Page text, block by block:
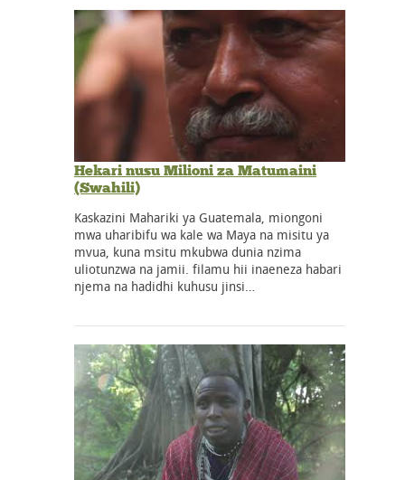
Hekari nusu Milioni za Matumaini
(Swahili)
Kaskazini Mahariki ya Guatemala, miongoni
mwa uharibifu wa kale wa Maya na misitu ya
mvua, kuna msitu mkubwa dunia nzima
uliotunzwa na jamii. filamu hii inaeneza habari
njema na hadidhi kuhusu jinsi…